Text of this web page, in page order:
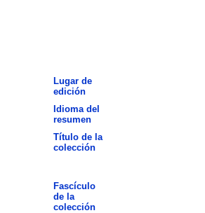
Lugar de
edición
Idioma del
resumen
Título de la
colección
Fascículo
de la
colección